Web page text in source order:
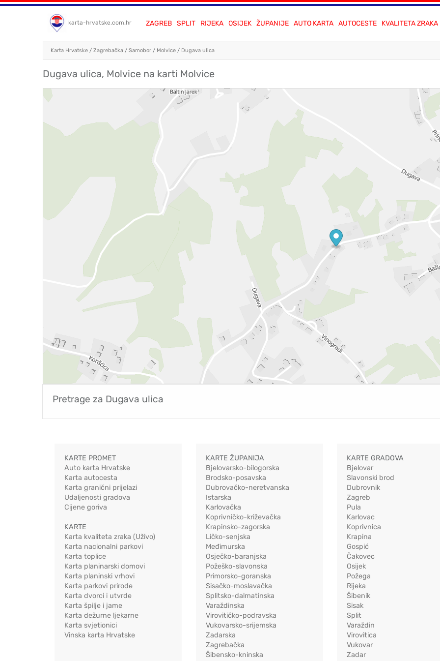
karta-hrvatske.com.hr ZAGREB SPLIT RIJEKA OSIJEK ŽUPANIJE AUTO KARTA AUTOCESTE KVALITETA ZRAKA
Karta Hrvatske / Zagrebačka / Samobor / Molvice / Dugava ulica
Dugava ulica, Molvice na karti Molvice
Pretrage za Dugava ulica
KARTE PROMET
Auto karta Hrvatske
Karta autocesta
Karta granični prijelazi
Udaljenosti gradova
Cijene goriva
KARTE
Karta kvaliteta zraka (Uživo)
Karta nacionalni parkovi
Karta toplice
Karta planinarski domovi
Karta planinski vrhovi
Karta parkovi prirode
Karta dvorci i utvrde
Karta špilje i jame
Karta dežurne ljekarne
Karta svjetionici
Vinska karta Hrvatske
KARTE ŽUPANIJA
Bjelovarsko-bilogorska
Brodsko-posavska
Dubrovačko-neretvanska
Istarska
Karlovačka
Koprivničko-križevačka
Krapinsko-zagorska
Ličko-senjska
Međimurska
Osječko-baranjska
Požeško-slavonska
Primorsko-goranska
Sisačko-moslavačka
Splitsko-dalmatinska
Varaždinska
Virovitičko-podravska
Vukovarsko-srijemska
Zadarska
Zagrebačka
Šibensko-kninska
KARTE GRADOVA
Bjelovar
Slavonski brod
Dubrovnik
Zagreb
Pula
Karlovac
Koprivnica
Krapina
Gospić
Čakovec
Osijek
Požega
Rijeka
Šibenik
Sisak
Split
Varaždin
Virovitica
Vukovar
Zadar